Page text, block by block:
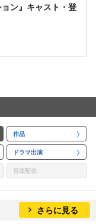
ン』キャスト・登
作品
ドラマ出演
音楽配信
さらに見る